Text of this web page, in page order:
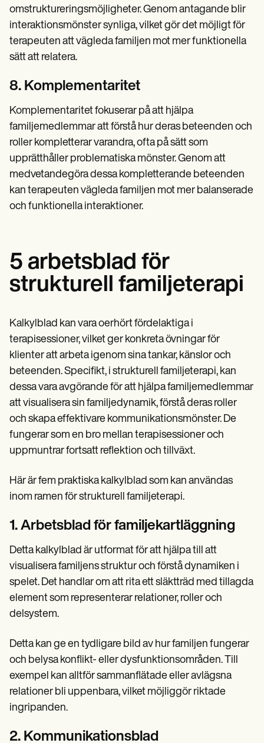
omstruktureringsmöjligheter. Genom antagande blir
interaktionsmönster synliga, vilket gör det möjligt för
terapeuten att vägleda familjen mot mer funktionella
sätt att relatera.
8. Komplementaritet
Komplementaritet fokuserar på att hjälpa
familjemedlemmar att förstå hur deras beteenden och
roller kompletterar varandra, ofta på sätt som
upprätthåller problematiska mönster. Genom att
medvetandegöra dessa kompletterande beteenden
kan terapeuten vägleda familjen mot mer balanserade
och funktionella interaktioner.
5 arbetsblad för
strukturell familjeterapi
Kalkylblad kan vara oerhört fördelaktiga i
terapisessioner, vilket ger konkreta övningar för
klienter att arbeta igenom sina tankar, känslor och
beteenden. Specifikt, i strukturell familjeterapi, kan
dessa vara avgörande för att hjälpa familjemedlemmar
att visualisera sin familjedynamik, förstå deras roller
och skapa effektivare kommunikationsmönster. De
fungerar som en bro mellan terapisessioner och
uppmuntrar fortsatt reflektion och tillväxt.
Här är fem praktiska kalkylblad som kan användas
inom ramen för strukturell familjeterapi.
1. Arbetsblad för familjekartläggning
Detta kalkylblad är utformat för att hjälpa till att
visualisera familjens struktur och förstå dynamiken i
spelet. Det handlar om att rita ett släktträd med tillagda
element som representerar relationer, roller och
delsystem.
Detta kan ge en tydligare bild av hur familjen fungerar
och belysa konflikt- eller dysfunktionsområden. Till
exempel kan alltför sammanflätade eller avlägsna
relationer bli uppenbara, vilket möjliggör riktade
ingripanden.
2. Kommunikationsblad